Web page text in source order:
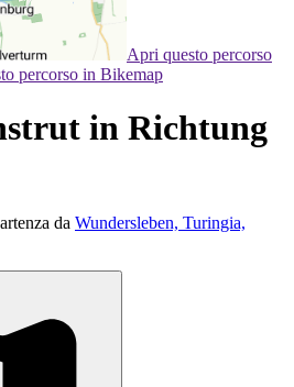
Apri questo percorso
percorso in Bikemap
in Richtung
da Wundersleben, Turingia,